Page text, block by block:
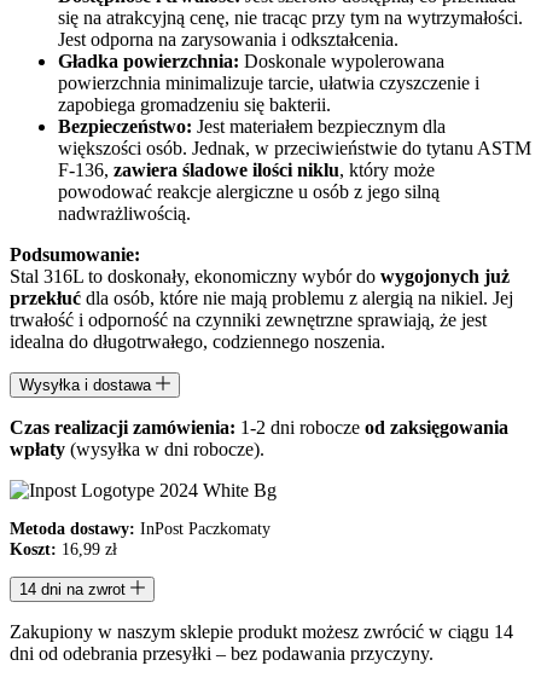
się na atrakcyjną cenę, nie tracąc przy tym na wytrzymałości.
Jest odporna na zarysowania i odkształcenia.
Gładka powierzchnia: Doskonale wypolerowana
powierzchnia minimalizuje tarcie, ułatwia czyszczenie i
zapobiega gromadzeniu się bakterii.
Bezpieczeństwo: Jest materiałem bezpiecznym dla
większości osób. Jednak, w przeciwieństwie do tytanu ASTM
F-136, zawiera śladowe ilości niklu, który może
powodować reakcje alergiczne u osób z jego silną
nadwrażliwością.
Podsumowanie:
Stal 316L to doskonały, ekonomiczny wybór do wygojonych już
przekłuć dla osób, które nie mają problemu z alergią na nikiel. Jej
trwałość i odporność na czynniki zewnętrzne sprawiają, że jest
idealna do długotrwałego, codziennego noszenia.
Wysyłka i dostawa
Czas realizacji zamówienia: 1-2 dni robocze od zaksięgowania
wpłaty (wysyłka w dni robocze).
Metoda dostawy: InPost Paczkomaty
Koszt: 16,99 zł
14 dni na zwrot
Zakupiony w naszym sklepie produkt możesz zwrócić w ciągu 14
dni od odebrania przesyłki – bez podawania przyczyny.